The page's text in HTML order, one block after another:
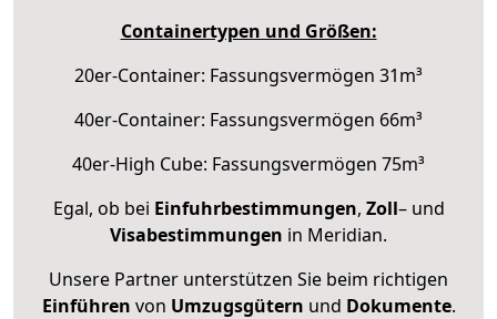
Containertypen und Größen:
20er-Container: Fassungsvermögen 31m³
40er-Container: Fassungsvermögen 66m³
40er-High Cube: Fassungsvermögen 75m³
Egal, ob bei Einfuhrbestimmungen, Zoll– und
Visabestimmungen in Meridian.
Unsere Partner unterstützen Sie beim richtigen
Einführen von Umzugsgütern und Dokumente.